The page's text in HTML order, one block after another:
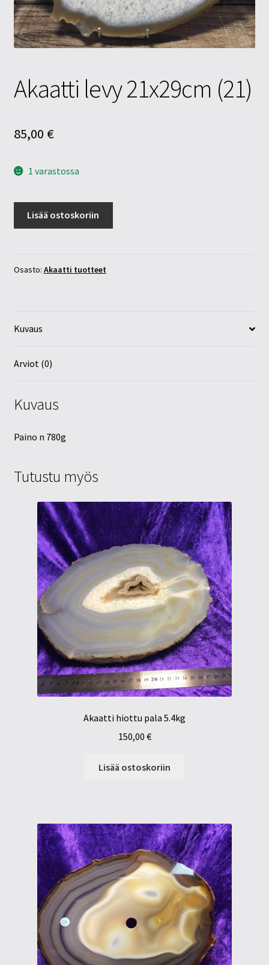
Tietosuojaseloste
Tuotteet
Akaatti levy 21x29cm (21)
85,00 €
1 varastossa
määrä
Lisää ostoskoriin
Osasto: Akaatti tuotteet
Kuvaus
Arviot (0)
Kuvaus
Paino n 780g
Tutustu myös
Akaatti hiottu pala 5.4kg
150,00 €
Lisää ostoskoriin